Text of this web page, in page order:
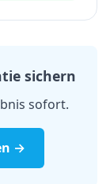
sichern
sofort.
→